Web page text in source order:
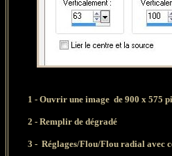
1 - Ouvrir une image de 900 x 575
2 - Remplir de dégradé
3 - Réglages/Flou/Flou radial avec